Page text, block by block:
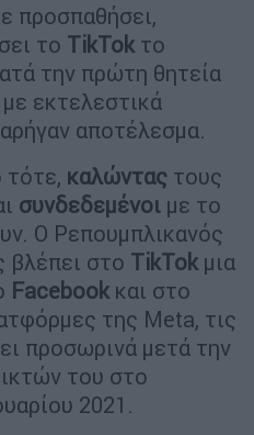
προσπαθήσει,
το TikTok το
την πρώτη θητεία
εκτελεστικά
αποτέλεσμα.
καλώντας τους
συνδεδεμένοι με το
Ο Ρεπουμπλικανός
βλέπει στο TikTok μια
Facebook και στο
της Meta, τις
προσωρινά μετά την
του στο
2021.